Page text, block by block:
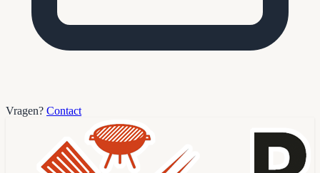
Vragen? Contact